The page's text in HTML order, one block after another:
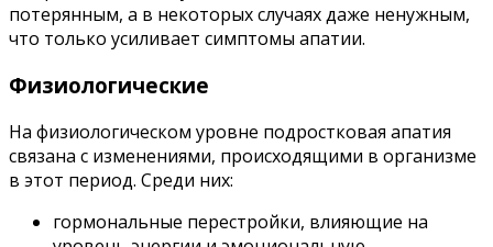
потерянным, а в некоторых случаях даже ненужным,
что только усиливает симптомы апатии.
Физиологические
На физиологическом уровне подростковая апатия
связана с изменениями, происходящими в организме
в этот период. Среди них:
гормональные перестройки, влияющие на